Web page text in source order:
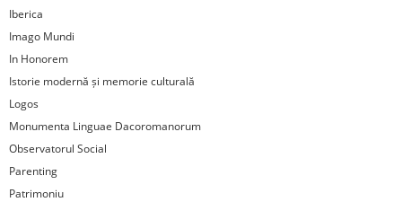
Iberica
Imago Mundi
In Honorem
Istorie modernă și memorie culturală
Logos
Monumenta Linguae Dacoromanorum
Observatorul Social
Parenting
Patrimoniu